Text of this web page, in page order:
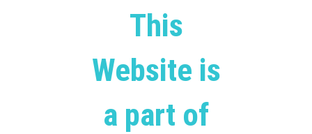
This
Website is
a part of